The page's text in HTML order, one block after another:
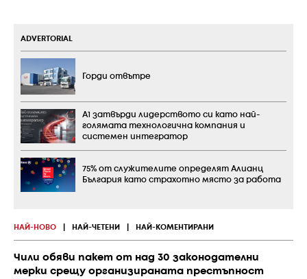
НАЙ-НОВО НАЙ-ЧЕТЕНИ НАЙ-КОМЕНТИРАНИ
Чили обяви пакет от над 30 законодателни
мерки срещу организираната престъпност
ADVERTORIAL
Горди отвътре
А1 затвърди лидерството си като най-
голямата технологична компания и
системен интегратор
75% от служителите определят Алианц
България като страхотно място за работа